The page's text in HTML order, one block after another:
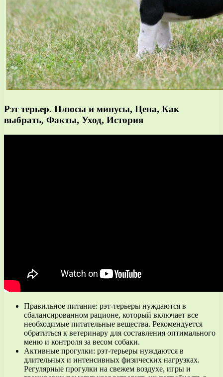
Рэт терьер. Плюсы и минусы, Цена, Как
выбрать, Факты, Уход, История
Правильное питание: рэт-терьеры нуждаются в
сбалансированном рационе, который включает все
необходимые питательные вещества. Рекомендуется
обратиться к ветеринару для составления оптимального
меню и контроля за весом собаки.
Активные прогулки: рэт-терьеры нуждаются в
длительных и интенсивных физических нагрузках.
Регулярные прогулки на свежем воздухе, игры и